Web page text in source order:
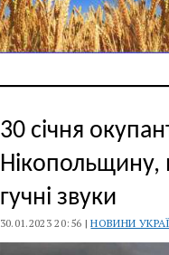
30 січня
гучні звуки
30.01.2023 20:56 |НОВИНИ